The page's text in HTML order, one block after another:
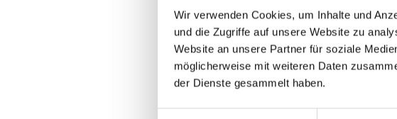
Wir verwenden Cookies, um Inhalte und
und die Zugriffe auf unsere Website zu
Website an unsere Partner für soziale
möglicherweise mit weiteren Daten
der Dienste gesammelt haben.
SIE HABEN
RUFEN SIE UNS AN, SENDEN SIE